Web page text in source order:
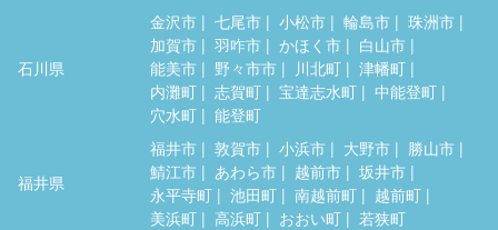
石川県
金沢市 七尾市 小松市 輪島市
珠洲市
加賀市
羽咋市 かほく市
白山市
能美市
野々市市 川北町
津幡町
内灘町
志賀町 宝達志水町
中能登町
穴水町
能登町
福井県
福井市 敦賀市 小浜市 大野市
勝山市
鯖江市
あわら市 越前市
坂井市
永平寺町
池田町 南越前町
越前町
美浜町
高浜町 おおい町 若狭町